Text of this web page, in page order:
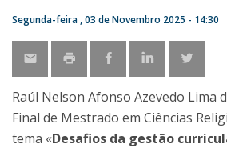
Segunda-feira , 03 de Novembro 2025 - 14:30
Raúl Nelson Afonso Azevedo Lima
Final de Mestrado em Ciências
tema «Desafios da gestão